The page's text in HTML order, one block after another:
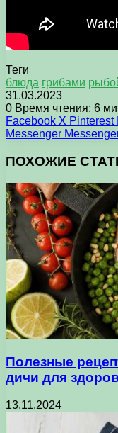
Теги
блюда грибами
31.03.2023
0 Время чтения: 6
Facebook X Pinterest
Messenger
ПОХОЖИЕ
Полезные
дичи для
13.11.2024